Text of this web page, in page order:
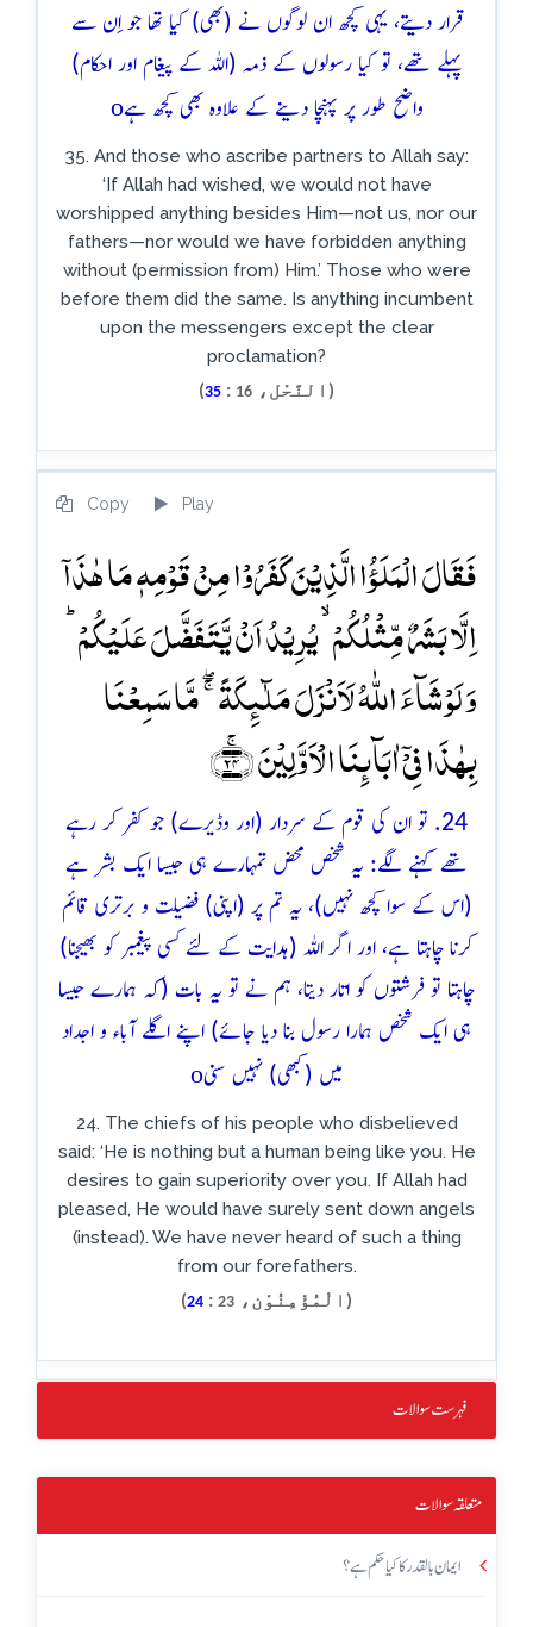
قرار دیتے، یہی کچھ ان لوگوں نے (بھی) کیا تھا جو اِن سے
پہلے تھے، تو کیا رسولوں کے ذمہ (اللہ کے پیغام اور احکام)
واضح طور پر پہنچا دینے کے علاوہ بھی کچھ ہےo
35. And those who ascribe partners to Allah say:
‘If Allah had wished, we would not have
worshipped anything besides Him—not us, nor our
fathers—nor would we have forbidden anything
without (permission from) Him.’ Those who were
before them did the same. Is anything incumbent
upon the messengers except the clear
proclamation?
(النَّحْل، 16
:
35
)
Play
Copy
فَقَالَ الۡمَلَؤُا الَّذِیۡنَ کَفَرُوۡا مِنۡ قَوۡمِہٖ مَا ہٰذَاۤ
اِلَّا بَشَرٌ مِّثۡلُکُمۡ ۙ یُرِیۡدُ اَنۡ یَّتَفَضَّلَ عَلَیۡکُمۡ ؕ
وَ لَوۡ شَآءَ اللّٰہُ لَاَنۡزَلَ مَلٰٓئِکَۃً ۚۖ مَّا سَمِعۡنَا
بِہٰذَا فِیۡۤ اٰبَآئِنَا الۡاَوَّلِیۡنَ ﴿ۚ۲۴﴾
24. تو ان کی قوم کے سردار (اور وڈیرے) جو کفر کر رہے
تھے کہنے لگے: یہ شخص محض تمہارے ہی جیسا ایک بشر ہے
(اس کے سوا کچھ نہیں)، یہ تم پر (اپنی) فضیلت و برتری قائم
کرنا چاہتا ہے، اور اگر اللہ (ہدایت کے لئے کسی پیغمبر کو بھیجنا)
چاہتا تو فرشتوں کو اتار دیتا، ہم نے تو یہ بات (کہ ہمارے جیسا
ہی ایک شخص ہمارا رسول بنا دیا جائے) اپنے اگلے آباء و اجداد
میں (کبھی) نہیں سنیo
24. The chiefs of his people who disbelieved
said: ‘He is nothing but a human being like you. He
desires to gain superiority over you. If Allah had
pleased, He would have surely sent down angels
(instead). We have never heard of such a thing
from our forefathers.
(الْمُؤْمِنُوْن، 23
:
24
)
فہرست سوالات
متعلقہ سوالات
ایمان بالقدر کا کیا حکم ہے؟